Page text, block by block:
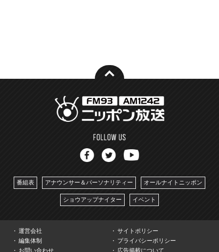
番組表 アナウンサー＆パーソナリティー オールナイトニッポン
ショウアップナイター イベント
運営会社
サイトポリシー
編集体制
プライバシーポリシー
お問い合わせ
広告掲載について